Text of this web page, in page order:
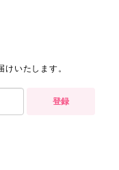
いたします。
登録